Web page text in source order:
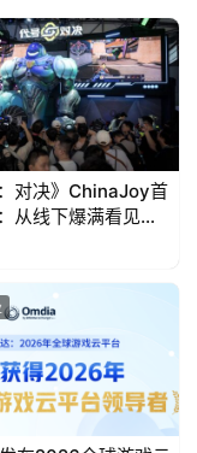
：对决》ChinaJoy首
从线下爆满看见玩
期待